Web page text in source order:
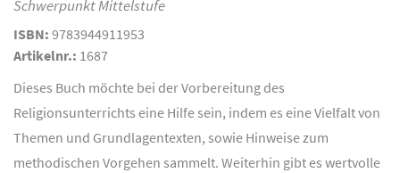
Schwerpunkt Mittelstufe
ISBN: 9783944911953
Artikelnr.: 1687
Dieses Buch möchte bei der Vorbereitung des
Religionsunterrichts eine Hilfe sein, indem es eine Vielfalt von
Themen und Grundlagentexten, sowie Hinweise zum
methodischen Vorgehen sammelt. Weiterhin gibt es wertvolle